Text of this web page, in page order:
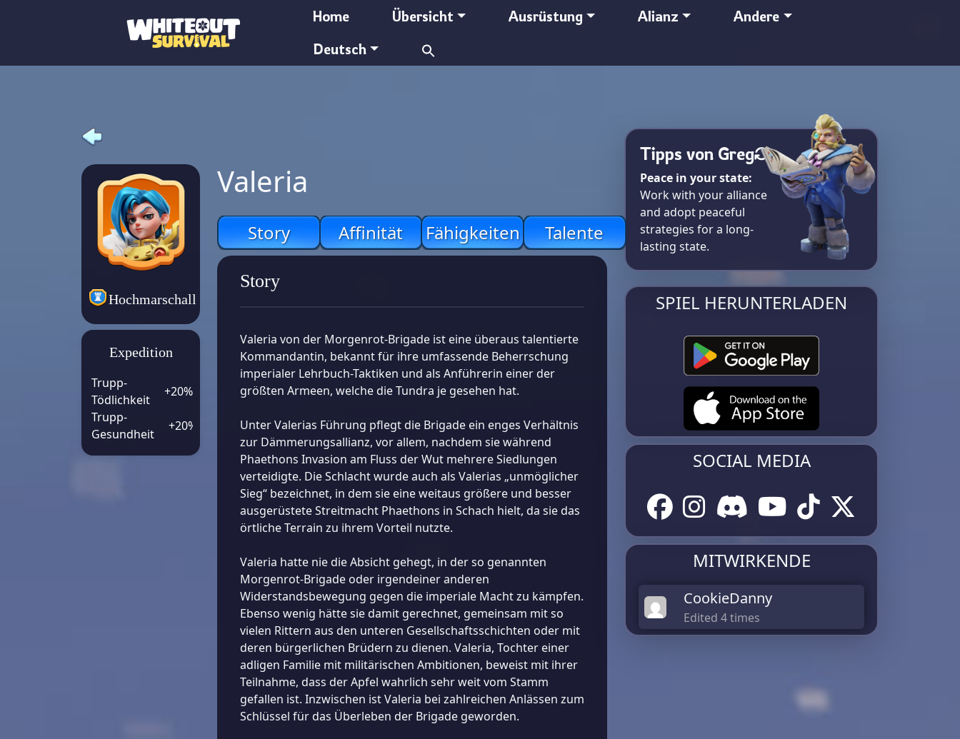
Home Übersicht Ausrüstung Alianz
Andere
Deutsch
for:
Hochmarschall
Expedition
Trupp-
Tödlichkeit
+20%
Trupp-
Gesundheit
+20%
Valeria
Story Affinität Fähigkeiten Talente
Story
Valeria von der Morgenrot-Brigade ist eine überaus talentierte
Kommandantin, bekannt für ihre umfassende Beherrschung
imperialer Lehrbuch-Taktiken und als Anführerin einer der
größten Armeen, welche die Tundra je gesehen hat.
Unter Valerias Führung pflegt die Brigade ein enges Verhältnis
zur Dämmerungsallianz, vor allem, nachdem sie während
Phaethons Invasion am Fluss der Wut mehrere Siedlungen
verteidigte. Die Schlacht wurde auch als Valerias „unmöglicher
Sieg“ bezeichnet, in dem sie eine weitaus größere und besser
ausgerüstete Streitmacht Phaethons in Schach hielt, da sie das
örtliche Terrain zu ihrem Vorteil nutzte.
Valeria hatte nie die Absicht gehegt, in der so genannten
Morgenrot-Brigade oder irgendeiner anderen
Widerstandsbewegung gegen die imperiale Macht zu kämpfen.
Ebenso wenig hätte sie damit gerechnet, gemeinsam mit so
vielen Rittern aus den unteren Gesellschaftsschichten oder mit
deren bürgerlichen Brüdern zu dienen. Valeria, Tochter einer
adligen Familie mit militärischen Ambitionen, beweist mit ihrer
Teilnahme, dass der Apfel wahrlich sehr weit vom Stamm
gefallen ist. Inzwischen ist Valeria bei zahlreichen Anlässen zum
Schlüssel für das Überleben der Brigade geworden.
Tipps von Greg
Peace in your state:
Work with your alliance
and adopt peaceful
strategies for a long-
lasting state.
SPIEL HERUNTERLADEN
SOCIAL MEDIA
MITWIRKENDE
CookieDanny
Edited 4 times